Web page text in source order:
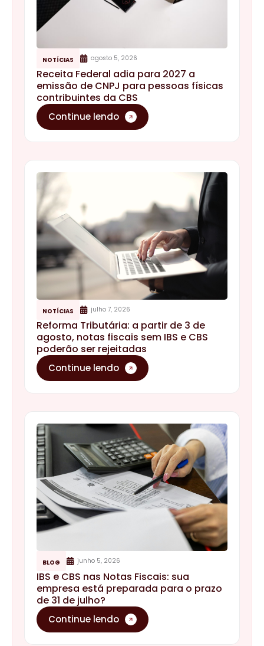
NOTÍCIAS agosto 5, 2026
Receita Federal adia para 2027 a
emissão de CNPJ para pessoas físicas
contribuintes da CBS
Continue lendo
NOTÍCIAS julho 7, 2026
Reforma Tributária: a partir de 3 de
agosto, notas fiscais sem IBS e CBS
poderão ser rejeitadas
Continue lendo
BLOG junho 5, 2026
IBS e CBS nas Notas Fiscais: sua
empresa está preparada para o prazo
de 31 de julho?
Continue lendo